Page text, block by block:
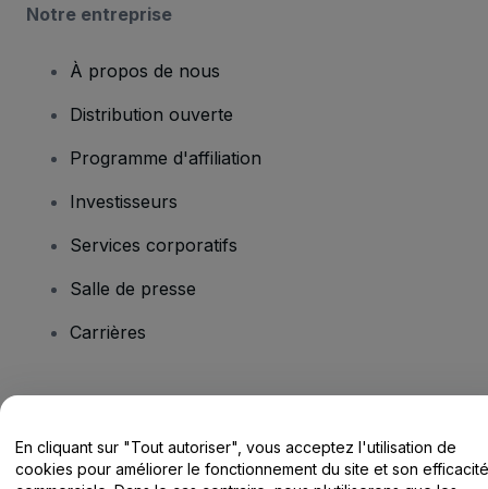
Notre entreprise
À propos de nous
Distribution ouverte
Programme d'affiliation
Investisseurs
Services corporatifs
Salle de presse
Carrières
Centre d'assistance / Nous contacter
En cliquant sur "Tout autoriser", vous acceptez l'utilisation de
cookies pour améliorer le fonctionnement du site et son efficacité